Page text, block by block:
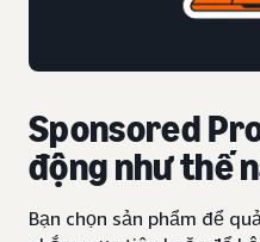
Sponsored
động như thế
Bạn chọn sản phẩm để